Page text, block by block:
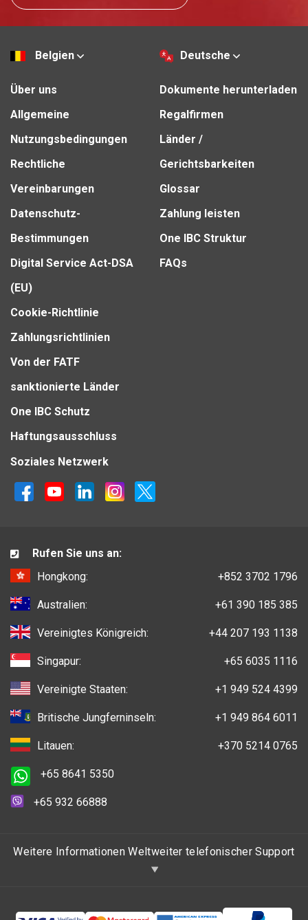
Belgien Deutsche
Über uns
Allgemeine
Nutzungsbedingungen
Rechtliche
Vereinbarungen
Datenschutz-
Bestimmungen
Digital Service Act-DSA
(EU)
Cookie-Richtlinie
Zahlungsrichtlinien
Von der FATF
sanktionierte Länder
One IBC Schutz
Haftungsausschluss
Dokumente herunterladen
Regalfirmen
Länder /
Gerichtsbarkeiten
Glossar
Zahlung leisten
One IBC Struktur
FAQs
Soziales Netzwerk
Rufen Sie uns an:
Hongkong:
+852 3702 1796
Australien: +61 390 185 385
Vereinigtes Königreich: +44 207 193 1138
Singapur: +65 6035 1116
Vereinigte Staaten: +1 949 524 4399
Britische Jungferninseln: +1 949 864 6011
Litauen: +370 5214 0765
+65 8641 5350
+65 932 66888
Weitere Informationen Weltweiter telefonischer Support